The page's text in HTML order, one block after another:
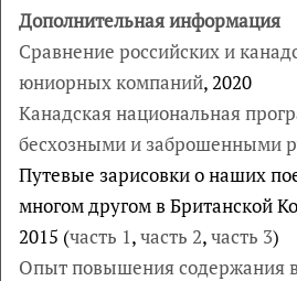
Дополнительная информация
Сравнение российских и
юниорных компаний, 2020
Канадская национальная
бесхозными и заброшенными
Путевые зарисовки о наших
многом другом в Британской
2015 (часть 1,часть 2,часть 3)
Опыт повышения содержания